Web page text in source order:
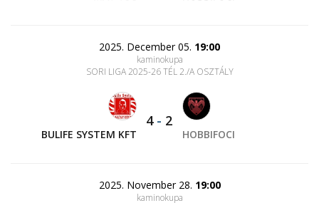
2025. December 05. 19:00
kaminokupa
SORI LIGA 2025-26 TÉL 2./A OSZTÁLY
BULIFE SYSTEM KFT
4- 2
HOBBIFOCI
2025. November 28. 19:00
kaminokupa